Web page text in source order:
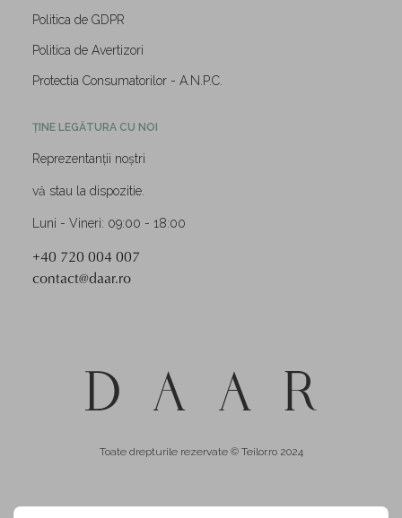
Politica de GDPR
Politica de Avertizori
Protectia Consumatorilor - A.N.P.C.
ȚINE LEGĂTURA CU NOI
Reprezentanții noștri
vă stau la dispozitie.
Luni - Vineri: 09:00 - 18:00
+40 720 004 007
contact@daar.ro
Toate drepturile rezervate © Teilor.ro 2024